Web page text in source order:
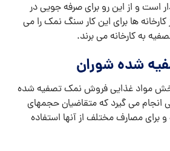
است و از این رو برای صرفه جویی در
کارخانه ها برای این کار سنگ نمک را می
به کارخانه می برند.
شده شوران
پخش مواد غذایی فروش نمک تصفیه شده
انجام می گیرد که متقاضیان حجمهای
و برای مصارف مختلف از آنها استفاده